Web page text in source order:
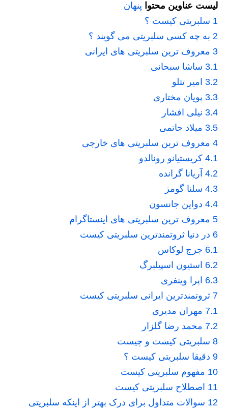
لیست عناوین محتوا پنهان
1 سلبریتی کیست ؟
2 به چه کسی سلبریتی می گویند ؟
3 معروف ترین سلبریتی های ایرانی
3.1 ساشا سبحانی
3.2 امیر تتلو
3.3 پویان مختاری
3.4 نیلی افشار
3.5 میلاد حاتمی
4 معروف ترین سلبریتی های خارجی
4.1 کریستیانو رونالدو
4.2 آریانا گرانده
4.3 سلنا گومز
4.4 دواین جانسون
5 معروف ترین سلبریتی های اینستاگرام
6 در دنیا ثروتمندترین سلبریتی کیست
6.1 جرج لوکاس
6.2 استیون اسپیلبرگ
6.3 اپرا وینفری
7 ثروتمندترین ایرانی سلبریتی کیست
7.1 مهران مدیری
7.2 محمد رضا گلزار
8 سلبریتی کیست و چیست
9 دقیقا سلبریتی کیست ؟
10 مفهوم سلبریتی کیست
11 اصطلاح سلبریتی کیست
12 سوالات متداول برای درک بهتر از اینکه سلبریتی